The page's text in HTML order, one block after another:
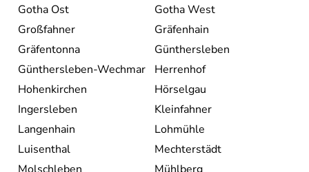
Gotha Ost
Gotha West
Großfahner
Gräfenhain
Gräfentonna
Günthersleben
Günthersleben-Wechmar
Herrenhof
Hohenkirchen
Hörselgau
Ingersleben
Kleinfahner
Langenhain
Lohmühle
Luisenthal
Mechterstädt